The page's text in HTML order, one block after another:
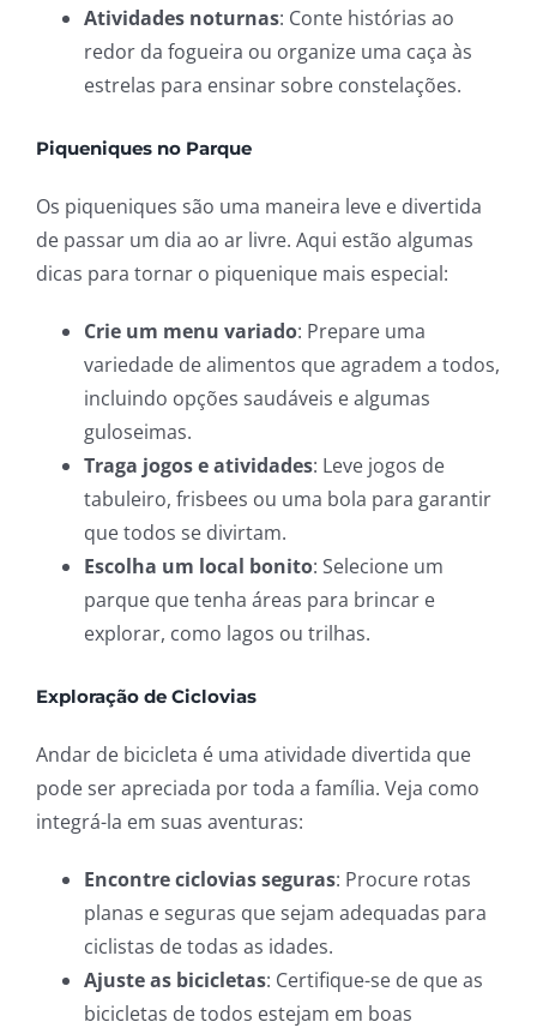
Atividades noturnas: Conte histórias ao
redor da fogueira ou organize uma caça às
estrelas para ensinar sobre constelações.
Piqueniques no Parque
Os piqueniques são uma maneira leve e divertida
de passar um dia ao ar livre. Aqui estão algumas
dicas para tornar o piquenique mais especial:
Crie um menu variado: Prepare uma
variedade de alimentos que agradem a todos,
incluindo opções saudáveis e algumas
guloseimas.
Traga jogos e atividades: Leve jogos de
tabuleiro, frisbees ou uma bola para garantir
que todos se divirtam.
Escolha um local bonito: Selecione um
parque que tenha áreas para brincar e
explorar, como lagos ou trilhas.
Exploração de Ciclovias
Andar de bicicleta é uma atividade divertida que
pode ser apreciada por toda a família. Veja como
integrá-la em suas aventuras:
Encontre ciclovias seguras: Procure rotas
planas e seguras que sejam adequadas para
ciclistas de todas as idades.
Ajuste as bicicletas: Certifique-se de que as
bicicletas de todos estejam em boas